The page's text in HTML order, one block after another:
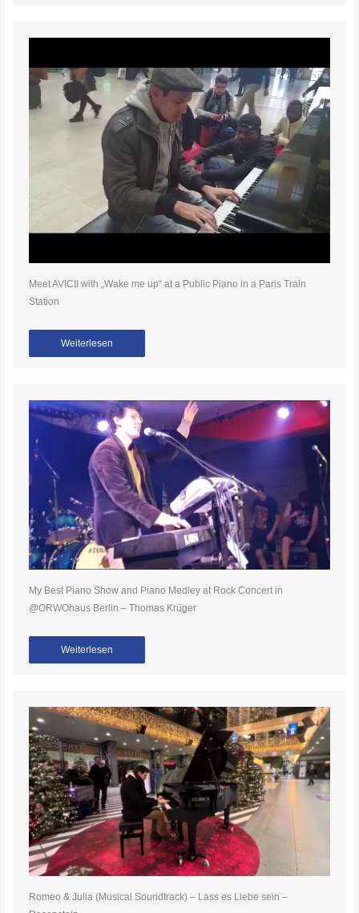
Meet AVICII with „Wake me up“ at a Public Piano in a Paris Train
Station
Weiterlesen
My Best Piano Show and Piano Medley at Rock Concert in
@ORWOhaus Berlin – Thomas Krüger
Weiterlesen
Romeo & Julia (Musical Soundtrack) – Lass es Liebe sein –